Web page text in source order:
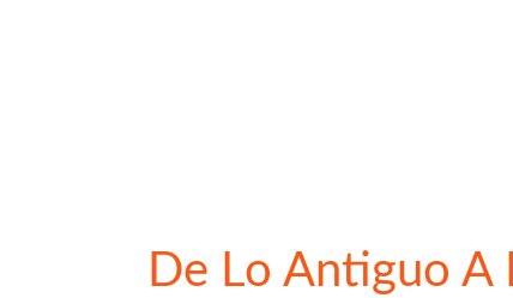
De Lo Antiguo A